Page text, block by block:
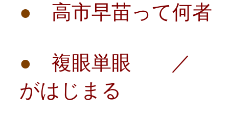
● 高市早苗って何
● 複眼単眼 ／ 改
がはじまる